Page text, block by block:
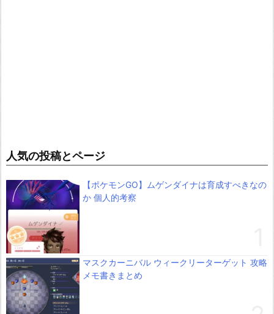
人気の投稿とページ
【ポケモンGO】ムゲンダイナは育成すべきなの
か 個人的考察
マスクカーニバル ウィークリーターゲット 攻略
メモ書きまとめ